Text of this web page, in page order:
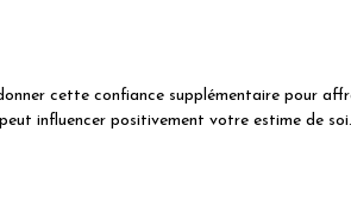
cette confiance supplémentaire pour
influencer positivement votre estime de soi.